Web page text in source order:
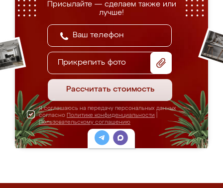
Присылайте — сделаем также или
лучше!
Прикрепить фото
Рассчитать стоимость
Я соглашаюсь на передачу персональных данных
согласно Политике конфиденциальности
Пользовательскому соглашению